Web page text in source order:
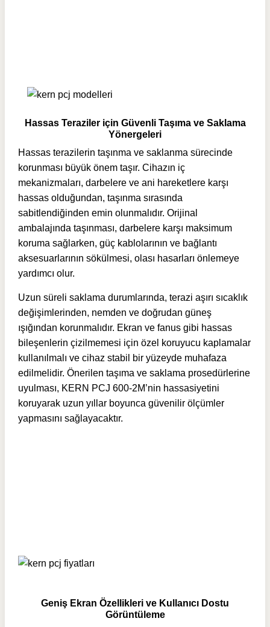
Hassas Teraziler için Güvenli Taşıma ve Saklama
Yönergeleri
Hassas terazilerin taşınma ve saklanma sürecinde
korunması büyük önem taşır. Cihazın iç
mekanizmaları, darbelere ve ani hareketlere karşı
hassas olduğundan, taşınma sırasında
sabitlendiğinden emin olunmalıdır. Orijinal
ambalajında taşınması, darbelere karşı maksimum
koruma sağlarken, güç kablolarının ve bağlantı
aksesuarlarının sökülmesi, olası hasarları önlemeye
yardımcı olur.
Uzun süreli saklama durumlarında, terazi aşırı sıcaklık
değişimlerinden, nemden ve doğrudan güneş
ışığından korunmalıdır. Ekran ve fanus gibi hassas
bileşenlerin çizilmemesi için özel koruyucu kaplamalar
kullanılmalı ve cihaz stabil bir yüzeyde muhafaza
edilmelidir. Önerilen taşıma ve saklama prosedürlerine
uyulması, KERN PCJ 600-2M’nin hassasiyetini
koruyarak uzun yıllar boyunca güvenilir ölçümler
yapmasını sağlayacaktır.
Geniş Ekran Özellikleri ve Kullanıcı Dostu
Görüntüleme